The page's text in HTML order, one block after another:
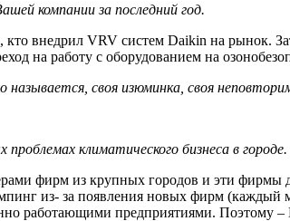
компании за последний год.
внедрил VRV систем Daikin на рынок.
на работу с оборудованием на
своя изюминка, своя
климатического бизнеса в
фирм из крупных городов и эти фирмы
из- за появления новых фирм
работающими предприятиями. Поэтому